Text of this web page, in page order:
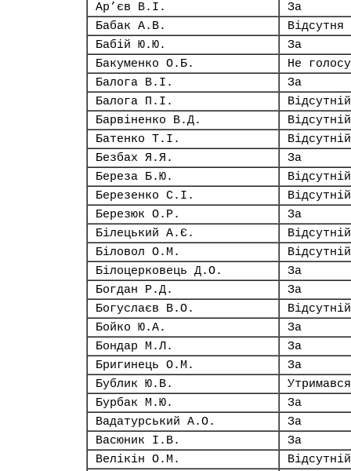
Ар’єв В.І.
За
Бабак А.В.
Відсутня
Бабій Ю.Ю.
За
Бакуменко О.Б.
Не
Балога В.І.
За
Балога П.І.
Відсутній
Барвіненко В.Д.
Відсутній
Батенко Т.І.
Відсутній
Безбах Я.Я.
За
Береза Б.Ю.
Відсутній
Березенко С.І.
Відсутній
Березюк О.Р.
За
Білецький А.Є.
Відсутній
Біловол О.М.
Відсутній
Білоцерковець Д.О.
За
Богдан Р.Д.
За
Богуслаєв В.О.
Відсутній
Бойко Ю.А.
За
Бондар М.Л.
За
Бригинець О.М.
За
Бублик Ю.В.
Утримався
Бурбак М.Ю.
За
Вадатурський А.О.
За
Васюник І.В.
За
Велікін О.М.
Відсутній